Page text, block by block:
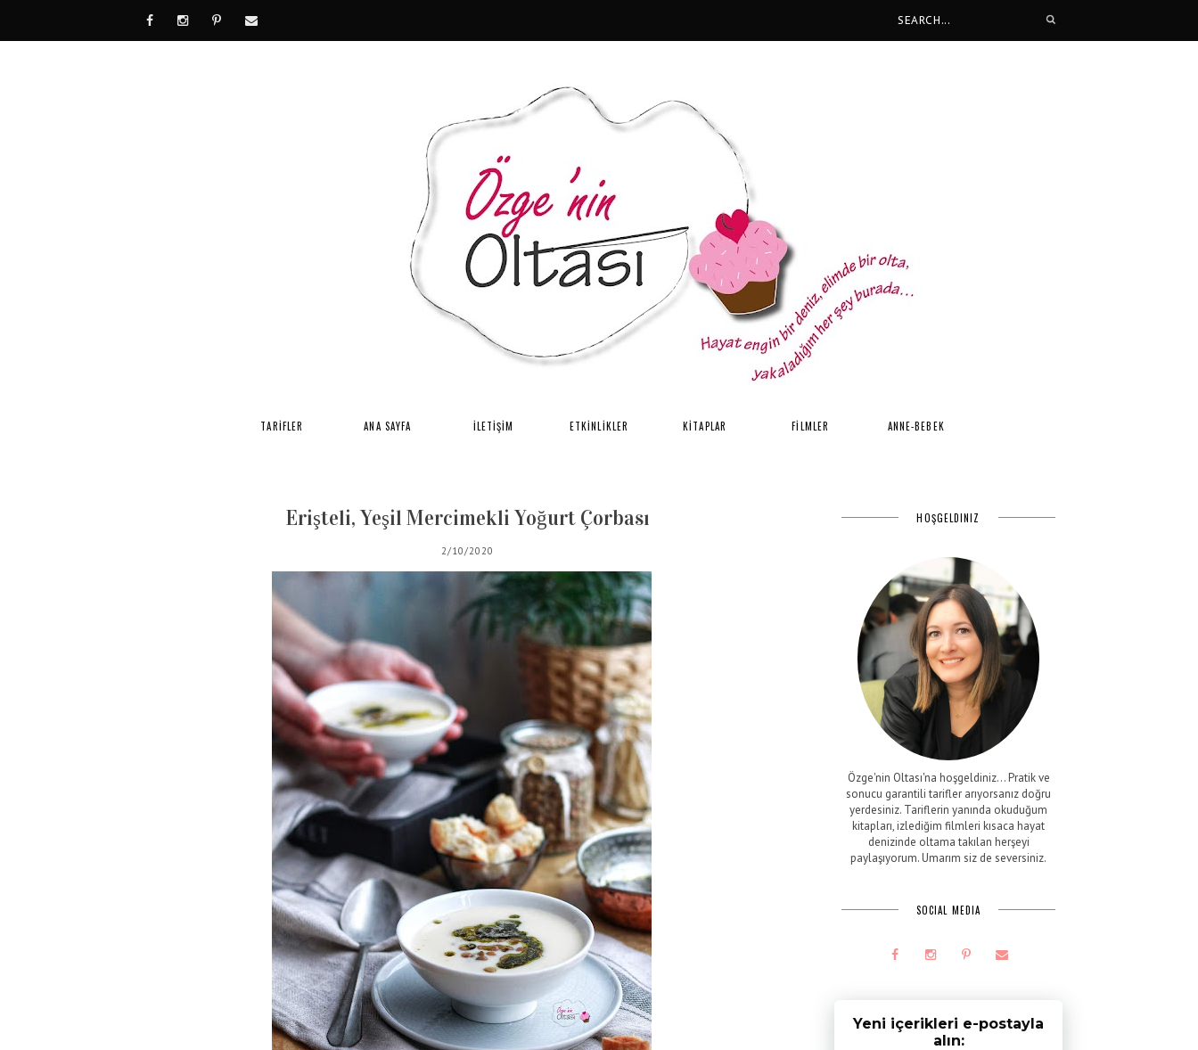
TARİFLER ANA SAYFA İLETİŞİM ETKİNLİKLER KİTAPLAR FİLMLER ANNE-BEBEK
Erişteli, Yeşil Mercimekli Yoğurt Çorbası
2/10/2020
HOŞGELDINIZ
Özge'nin Oltası'na hoşgeldiniz... Pratik ve
sonucu garantili tarifler arıyorsanız doğru
yerdesiniz. Tariflerin yanında okuduğum
kitapları, izlediğim filmleri kısaca hayat
denizinde oltama takılan herşeyi
paylaşıyorum. Umarım siz de seversiniz.
SOCIAL MEDIA
Yeni içerikleri e-postayla
alın: